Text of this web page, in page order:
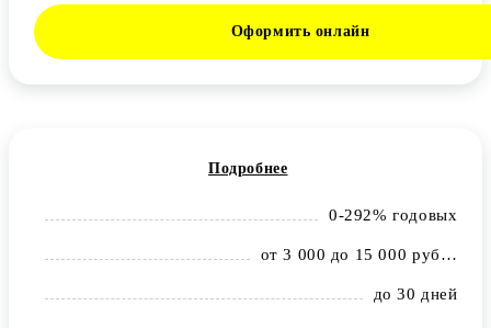
Оформить онлайн
Подробнее
0-292% годовых
от 3 000 до 15 000 рублей
до 30 дней